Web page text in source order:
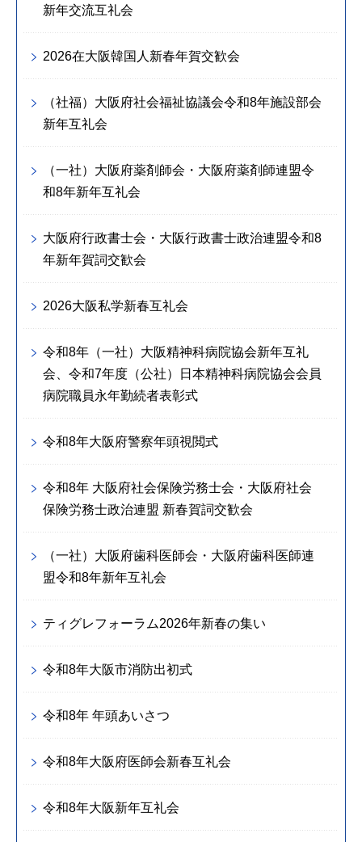
新年交流互礼会
2026在大阪韓国人新春年賀交歓会
（社福）大阪府社会福祉協議会令和8年施設部会
新年互礼会
（一社）大阪府薬剤師会・大阪府薬剤師連盟令
和8年新年互礼会
大阪府行政書士会・大阪行政書士政治連盟令和8
年新年賀詞交歓会
2026大阪私学新春互礼会
令和8年（一社）大阪精神科病院協会新年互礼
会、令和7年度（公社）日本精神科病院協会会員
病院職員永年勤続者表彰式
令和8年大阪府警察年頭視閲式
令和8年 大阪府社会保険労務士会・大阪府社会
保険労務士政治連盟 新春賀詞交歓会
（一社）大阪府歯科医師会・大阪府歯科医師連
盟令和8年新年互礼会
ティグレフォーラム2026年新春の集い
令和8年大阪市消防出初式
令和8年 年頭あいさつ
令和8年大阪府医師会新春互礼会
令和8年大阪新年互礼会